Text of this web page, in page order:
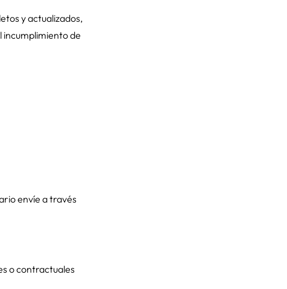
y actualizados,
incumplimiento de
envíe a través
o contractuales